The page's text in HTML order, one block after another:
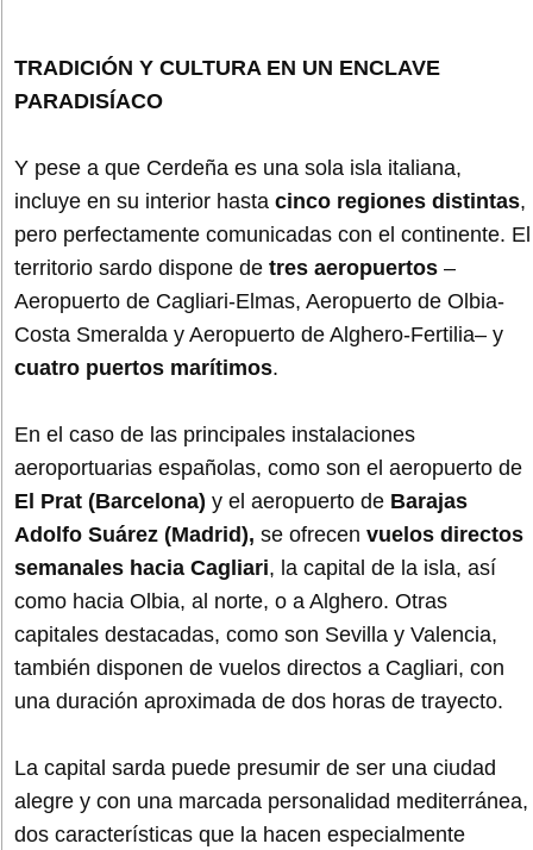
TRADICIÓN Y CULTURA EN UN ENCLAVE
PARADISÍACO
Y pese a que Cerdeña es una sola isla italiana,
incluye en su interior hasta cinco regiones distintas,
pero perfectamente comunicadas con el continente. El
territorio sardo dispone de tres aeropuertos –
Aeropuerto de Cagliari-Elmas, Aeropuerto de Olbia-
Costa Smeralda y Aeropuerto de Alghero-Fertilia– y
cuatro puertos marítimos.
En el caso de las principales instalaciones
aeroportuarias españolas, como son el aeropuerto de
El Prat (Barcelona) y el aeropuerto de Barajas
Adolfo Suárez (Madrid), se ofrecen vuelos directos
semanales hacia Cagliari, la capital de la isla, así
como hacia Olbia, al norte, o a Alghero. Otras
capitales destacadas, como son Sevilla y Valencia,
también disponen de vuelos directos a Cagliari, con
una duración aproximada de dos horas de trayecto.
La capital sarda puede presumir de ser una ciudad
alegre y con una marcada personalidad mediterránea,
dos características que la hacen especialmente